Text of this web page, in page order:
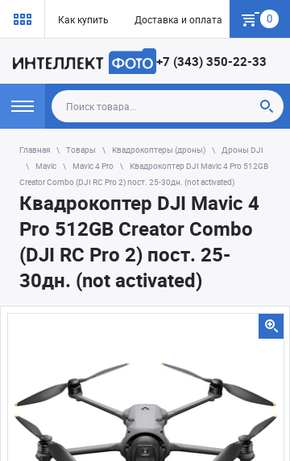
Как купить Доставка и оплата Гарантия
0
+7 (343) 350-22-33
Главная Товары Квадрокоптеры (дроны)
Дроны DJI
Mavic
Mavic 4 Pro
Квадрокоптер DJI Mavic 4 Pro 512GB
Creator Combo (DJI RC Pro 2) пост. 25-30дн. (not activated)
Квадрокоптер DJI Mavic 4
Pro 512GB Creator Combo
(DJI RC Pro 2) пост. 25-
30дн. (not activated)